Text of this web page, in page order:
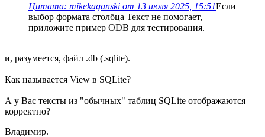
Цитата: mikekaganski от 13 июля 2025, 15:51Если
выбор формата столбца Текст не помогает,
приложите пример ODB для тестирования.
и, разумеется, файл .db (.sqlite).
Как называется View в SQLite?
А у Вас тексты из "обычных" таблиц SQLite отображаются
корректно?
Владимир.